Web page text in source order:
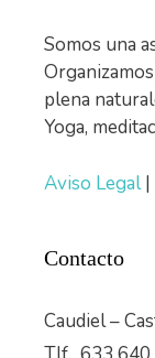
Somos una
plena
Yoga,
Aviso Legal|
Contacto
Caudiel –